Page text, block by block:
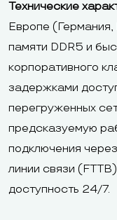
Технические
Европе
памяти DDR5 и
корпоративного
задержками
перегруженных
предсказуемую
подключения
линии связи
доступность 24/7.